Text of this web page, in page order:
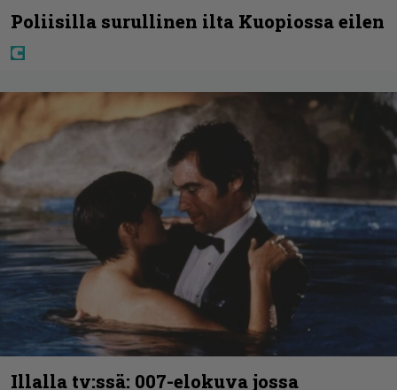
Poliisilla surullinen ilta Kuopiossa eilen
Illalla tv:ssä: 007-elokuva jossa